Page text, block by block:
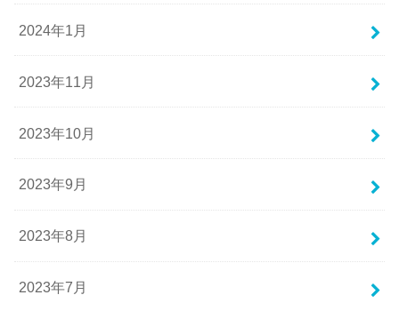
2024年1月
2023年11月
2023年10月
2023年9月
2023年8月
2023年7月